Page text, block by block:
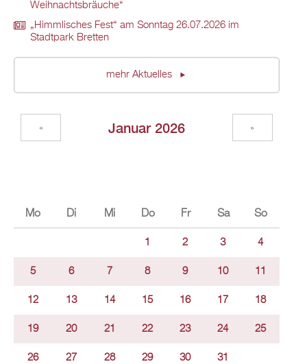
Weihnachtsbräuche“
„Himmlisches Fest“ am Sonntag 26.07.2026 im
Stadtpark Bretten
mehr Aktuelles
Januar 2026
« »
Mo Di Mi Do Fr Sa So
1 2 3 4
5 6 7 8 9 10 11
12 13 14 15 16 17 18
19 20 21 22 23 24 25
26 27 28 29 30 31